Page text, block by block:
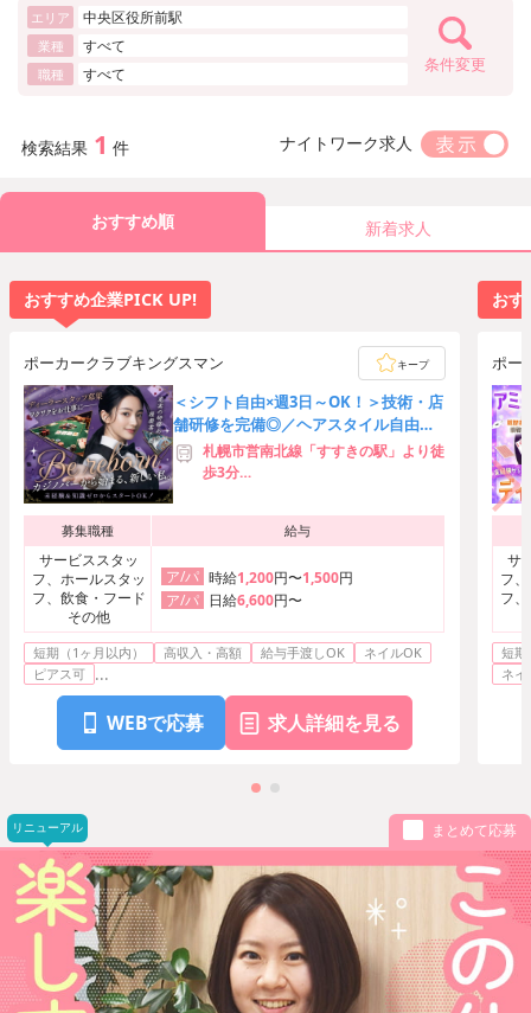
エリア 中央区役所前駅
業種 すべて
職種 すべて 条件変更
検索結果 1 件 ナイトワーク求人
おすすめ順 新着求人
おすすめ企業PICK UP!
ポーカークラブキングスマン キープ
＜シフト自由×週3日～OK！＞技術・店
舗研修を完備◎／ヘアスタイル自由／
駅チカ徒歩4分♪
札幌市営南北線「すすきの駅」より徒
歩3分
り徒歩5分
札幌市営南北線「大通駅」より徒歩7
募集職種 給与
サービススタッ
フ、ホールスタッ
フ、飲食・フード
その他
ア/パ 時給1,200円〜1,500円
ア/パ 日給6,600円〜
短期（1ヶ月以内） 高収入・高額 給与手渡しOK
ネイルOK
ピアス可
...
WEBで応募 求人詳細を見る
おす
ポー
サ
フ
フ
短期
ネ
リニューアル まとめて応募